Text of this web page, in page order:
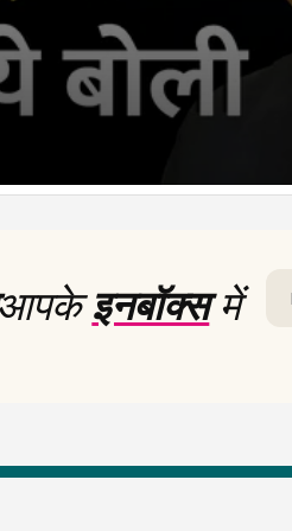
इनबॉक्समें